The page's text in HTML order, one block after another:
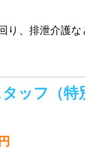
回り、排泄